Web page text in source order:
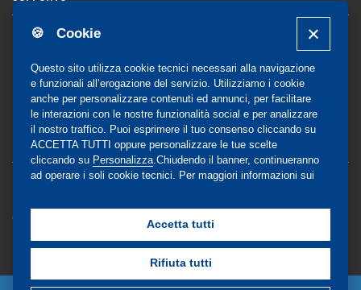
🍪 Cookie
Questo sito utilizza cookie tecnici necessari alla navigazione
e funzionali all’erogazione del servizio. Utilizziamo i cookie
anche per personalizzare contenuti ed annunci, per facilitare
le interazioni con le nostre funzionalità social e per analizzare
il nostro traffico. Puoi esprimere il tuo consenso cliccando su
ACCETTA TUTTI oppure personalizzare le tue scelte
cliccando su Personalizza .Chiudendo il banner, continueranno
ad operare i soli cookie tecnici. Per maggiori informazioni sui
Accetta tutti
Rifiuta tutti
Registrazione al sito
Notifica
COMMUNITY
Blog e Canali social
Gestione Consensi